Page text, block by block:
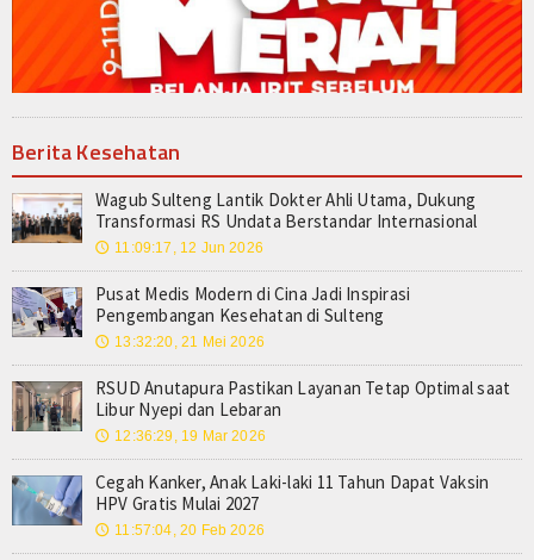
Berita Kesehatan
Wagub Sulteng Lantik Dokter Ahli Utama, Dukung
Transformasi RS Undata Berstandar Internasional
🕔 11:09:17, 12 Jun 2026
Pusat Medis Modern di Cina Jadi Inspirasi
Pengembangan Kesehatan di Sulteng
🕔 13:32:20, 21 Mei 2026
RSUD Anutapura Pastikan Layanan Tetap Optimal saat
Libur Nyepi dan Lebaran
🕔 12:36:29, 19 Mar 2026
Cegah Kanker, Anak Laki-laki 11 Tahun Dapat Vaksin
HPV Gratis Mulai 2027
🕔 11:57:04, 20 Feb 2026